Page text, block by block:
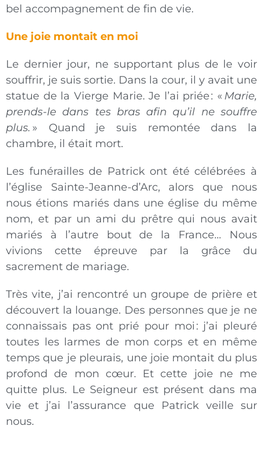
bel accompagnement de fin de vie.
Une joie montait en moi
Le dernier jour, ne supportant plus de le voir
souffrir, je suis sortie. Dans la cour, il y avait une
statue de la Vierge Marie. Je l’ai priée : « Marie,
prends-le dans tes bras afin qu’il ne souffre
plus. » Quand je suis remontée dans la
chambre, il était mort.
Les funérailles de Patrick ont été célébrées à
l’église Sainte-Jeanne-d’Arc, alors que nous
nous étions mariés dans une église du même
nom, et par un ami du prêtre qui nous avait
mariés à l’autre bout de la France… Nous
vivions cette épreuve par la grâce du
sacrement de mariage.
Très vite, j’ai rencontré un groupe de prière et
découvert la louange. Des personnes que je ne
connaissais pas ont prié pour moi : j’ai pleuré
toutes les larmes de mon corps et en même
temps que je pleurais, une joie montait du plus
profond de mon cœur. Et cette joie ne me
quitte plus. Le Seigneur est présent dans ma
vie et j’ai l’assurance que Patrick veille sur
nous.